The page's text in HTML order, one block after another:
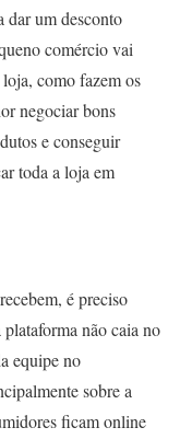
dar um desconto
comércio vai
como fazem os
negociar bons
e conseguir
toda a loja em
é preciso
não caia no
equipe no
sobre a
ficam online